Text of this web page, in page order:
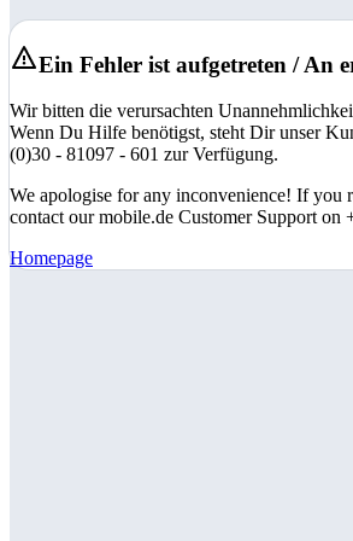
Ein Fehler ist aufgetreten / An
Wir bitten die verursachten
Wenn Du Hilfe benötigst, steht Dir unser
(0)30 - 81097 - 601 zur Verfügung.
We apologise for any inconvenience! If you
contact our mobile.de Customer Support on
Homepage